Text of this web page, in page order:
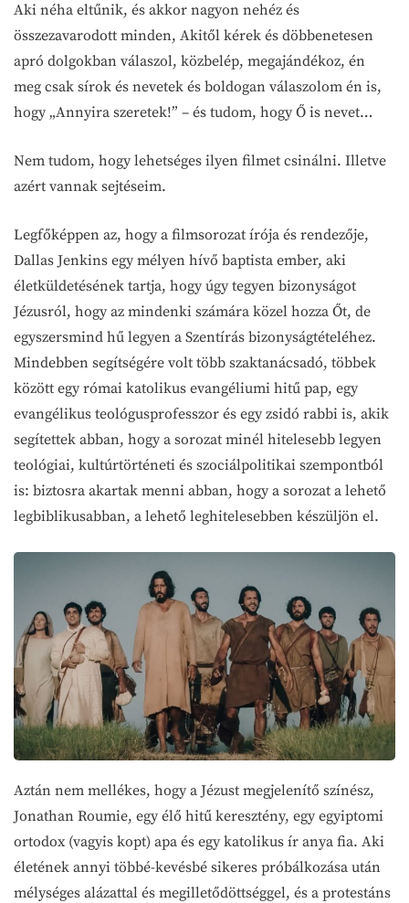
Aki néha eltűnik, és akkor nagyon nehéz és
összezavarodott minden, Akitől kérek és döbbenetesen
apró dolgokban válaszol, közbelép, megajándékoz, én
meg csak sírok és nevetek és boldogan válaszolom én is,
hogy „Annyira szeretek!” – és tudom, hogy Ő is nevet…
Nem tudom, hogy lehetséges ilyen filmet csinálni. Illetve
azért vannak sejtéseim.
Legfőképpen az, hogy a filmsorozat írója és rendezője,
Dallas Jenkins egy mélyen hívő baptista ember, aki
életküldetésének tartja, hogy úgy tegyen bizonyságot
Jézusról, hogy az mindenki számára közel hozza Őt, de
egyszersmind hű legyen a Szentírás bizonyságtételéhez.
Mindebben segítségére volt több szaktanácsadó, többek
között egy római katolikus evangéliumi hitű pap, egy
evangélikus teológusprofesszor és egy zsidó rabbi is, akik
segítettek abban, hogy a sorozat minél hitelesebb legyen
teológiai, kultúrtörténeti és szociálpolitikai szempontból
is: biztosra akartak menni abban, hogy a sorozat a lehető
legbiblikusabban, a lehető leghitelesebben készüljön el.
Aztán nem mellékes, hogy a Jézust megjelenítő színész,
Jonathan Roumie, egy élő hitű keresztény, egy egyiptomi
ortodox (vagyis kopt) apa és egy katolikus ír anya fia. Aki
életének annyi többé-kevésbé sikeres próbálkozása után
mélységes alázattal és megilletődöttséggel, és a protestáns